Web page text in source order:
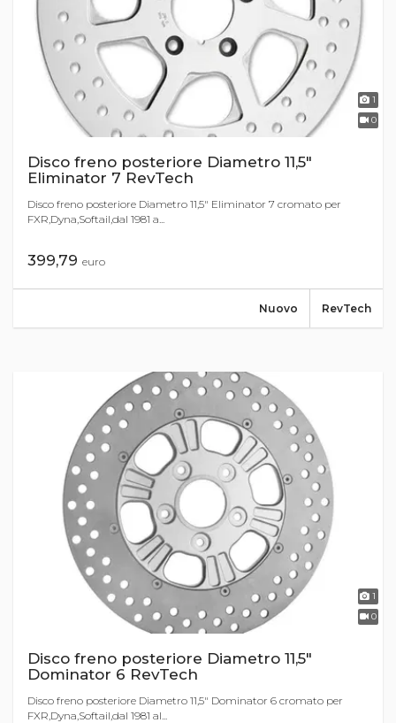
1
0
Disco freno posteriore Diametro 11,5"
Eliminator 7 RevTech
Disco freno posteriore Diametro 11,5" Eliminator 7 cromato per
FXR,Dyna,Softail,dal 1981 a...
399,79 euro
RevTech
Nuovo
1
0
Disco freno posteriore Diametro 11,5"
Dominator 6 RevTech
Disco freno posteriore Diametro 11,5" Dominator 6 cromato per
FXR,Dyna,Softail,dal 1981 al...